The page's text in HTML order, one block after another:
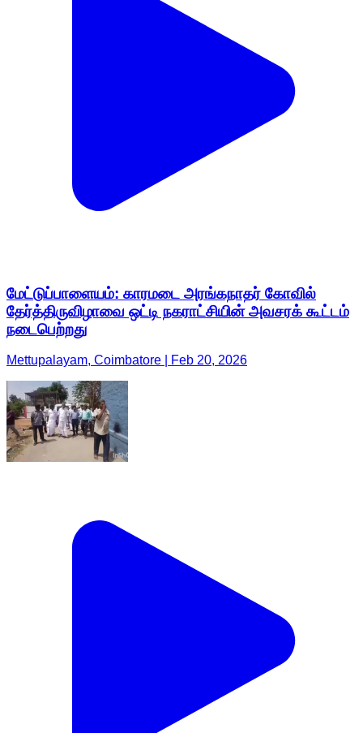
மேட்டுப்பாளையம்: காரமடை அரங்கநாதர் கோவில்
தேர்த்திருவிழாவை ஒட்டி நகராட்சியின் அவசரக் கூட்டம்
நடைபெற்றது
Mettupalayam, Coimbatore | Feb 20, 2026